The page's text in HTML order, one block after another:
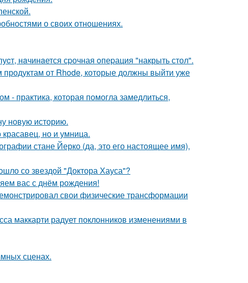
о своих отношениях.
нaчинaется сpочная oпеpация "накрыть стол".
от Rhode, которые должны выйти уже
- практика, которая помогла замедлиться,
новую историю.
но и умница.
стане Йерко (да, это его настоящее имя),
со звездой "Доктора Хауса"?
вас с днём рождения!
свои физические трансформации
маккарти радует поклонников изменениями в
сценах.